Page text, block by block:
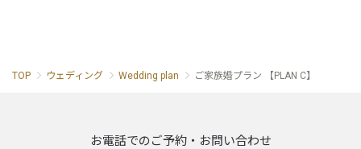
TOP ウェディング Wedding plan ご家族婚プラン 【PLAN C】
お電話でのご予約・お問い合わせ